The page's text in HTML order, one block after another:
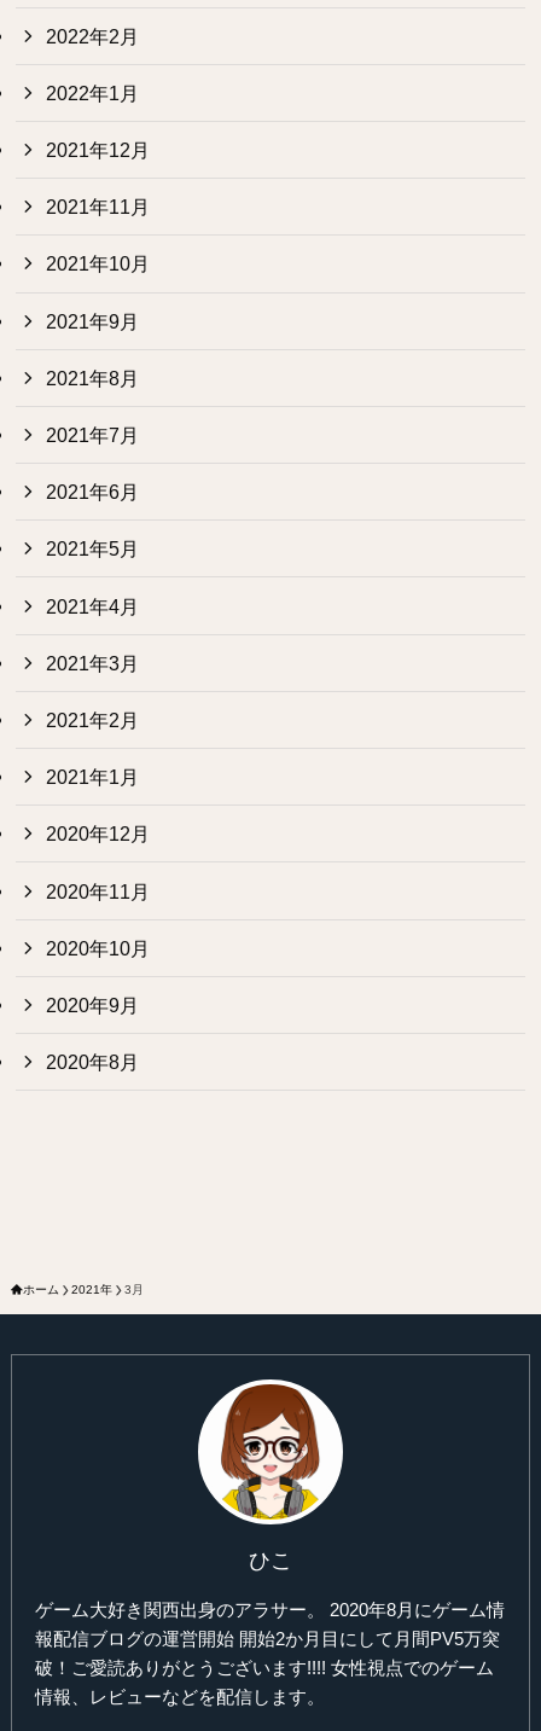
2022年2月
2022年1月
2021年12月
2021年11月
2021年10月
2021年9月
2021年8月
2021年7月
2021年6月
2021年5月
2021年4月
2021年3月
2021年2月
2021年1月
2020年12月
2020年11月
2020年10月
2020年9月
2020年8月
ホーム 2021年 3月
ひこ
ゲーム大好き関西出身のアラサー。 2020年8月にゲーム情
報配信ブログの運営開始 開始2か月目にして月間PV5万突
破！ご愛読ありがとうございます!!!! 女性視点でのゲーム
情報、レビューなどを配信します。